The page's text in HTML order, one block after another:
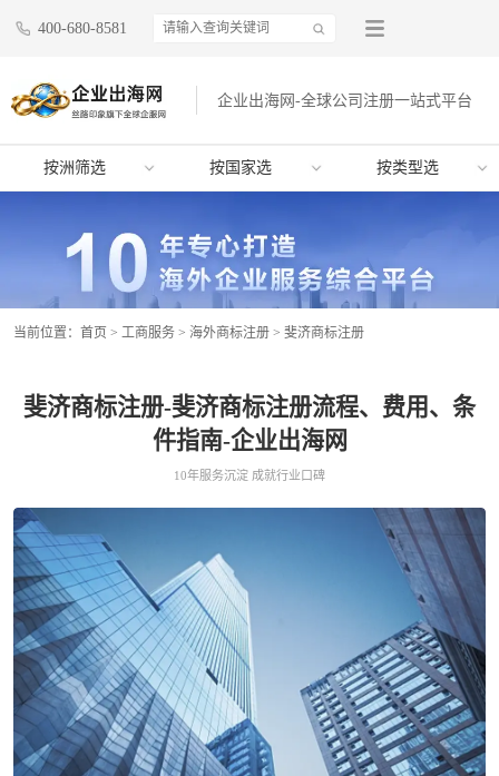
400-680-8581
企业出海网-全球公司注册一站式平台
按洲筛选 按国家选 按类型选
当前位置： 首页 > 工商服务 > 海外商标注册 > 斐济商标注册
斐济商标注册-斐济商标注册流程、费用、条
件指南-企业出海网
10年服务沉淀 成就行业口碑